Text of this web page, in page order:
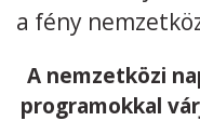
Kövess
a fény
A nemzetközi
programokkal